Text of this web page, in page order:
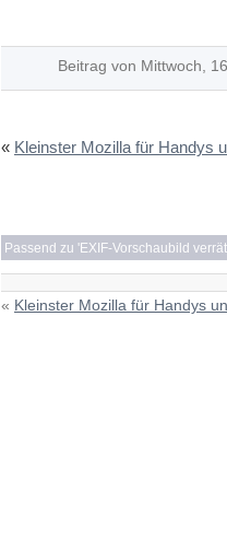
Beitrag von Mittwoch,
« Kleinster Mozilla für Handys
Passend zu 'EXIF-Vorschaubild
« Kleinster Mozilla für Handys